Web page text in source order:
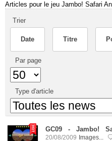
Articles pour le jeu Jambo! Safari
Trier
Date Titre
Par page
Type d'article
GC09 - Jambo!
20/08/2009 Images...